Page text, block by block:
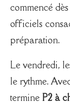
commencé
officiels
préparation.
Le vendredi,
le rythme.
termine P2 à